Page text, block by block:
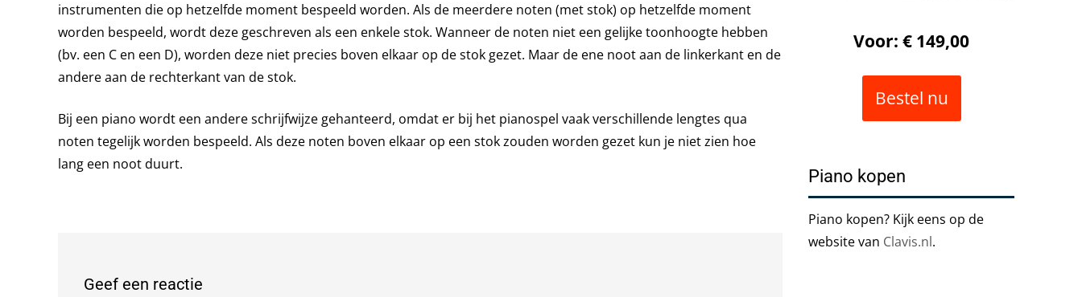
instrumenten die op hetzelfde moment bespeeld worden. Als de meerdere noten (met stok) op hetzelfde moment
worden bespeeld, wordt deze geschreven als een enkele stok. Wanneer de noten niet een gelijke toonhoogte hebben
(bv. een C en een D), worden deze niet precies boven elkaar op de stok gezet. Maar de ene noot aan de linkerkant en de
andere aan de rechterkant van de stok.
Bij een piano wordt een andere schrijfwijze gehanteerd, omdat er bij het pianospel vaak verschillende lengtes qua
noten tegelijk worden bespeeld. Als deze noten boven elkaar op een stok zouden worden gezet kun je niet zien hoe
lang een noot duurt.
Geef een reactie
Voor: € 149,00
Bestel nu
Piano kopen
Piano kopen? Kijk eens op de
website van Clavis.nl.